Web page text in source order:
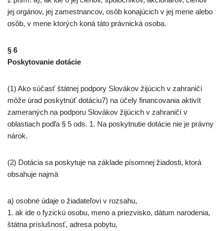
jej orgánov, jej zamestnancov, osôb konajúcich v jej mene alebo
osôb, v mene ktorých koná táto právnická osoba.
§ 6
Poskytovanie dotácie
(1) Ako súčasť štátnej podpory Slovákov žijúcich v zahraničí
môže úrad poskytnúť dotáciu7) na účely financovania aktivít
zameraných na podporu Slovákov žijúcich v zahraničí v
oblastiach podľa § 5 ods. 1. Na poskytnutie dotácie nie je právny
nárok.
(2) Dotácia sa poskytuje na základe písomnej žiadosti, ktorá
obsahuje najmä
a) osobné údaje o žiadateľovi v rozsahu,
1. ak ide o fyzickú osobu, meno a priezvisko, dátum narodenia,
štátna príslušnosť, adresa pobytu,